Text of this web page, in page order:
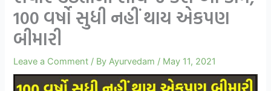
100 વર્ષો સુધી નહીં થાય એકપણ
બીમારી
Leave a Comment / ByAyurvedam / May 11, 2021